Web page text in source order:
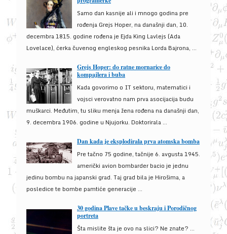
Samo dan kasnije ali i mnogo godina pre
rođenja Grejs Hoper, na današnji dan, 10.
decembra 1815. godine rođena je Ejda King Lavlejs (Ada
Lovelace), ćerka čuvenog engleskog pesnika Lorda Bajrona, ...
Grejs Hoper: do ratne mornarice do
kompajlera i buba
Kada govorimo o IT sektoru, matematici i
vojsci verovatno nam prva asocijacija budu
muškarci. Međutim, tu sliku menja žena rođena na današnji dan,
9. decembra 1906. godine u Njujorku. Doktorirala ...
Dan kada je eksplodirala prva atomska bomba
Pre tačno 75 godine, tačnije 6. avgusta 1945.
američki avion bombarder bacio je jednu
jedinu bombu na japanski grad. Taj grad bila je Hirošima, a
posledice te bombe pamtiće generacije ...
30 godina Plave tačke u beskraju i Porodičnog
portreta
Šta mislite šta je ovo na slici? Ne znate? …